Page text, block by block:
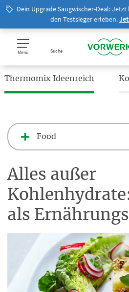
Dein Upgrade Saugwischer-Deal:
den Testsieger erleben.
Menü Suche
Thermomix Ideenreich
Food
Alles außer
als